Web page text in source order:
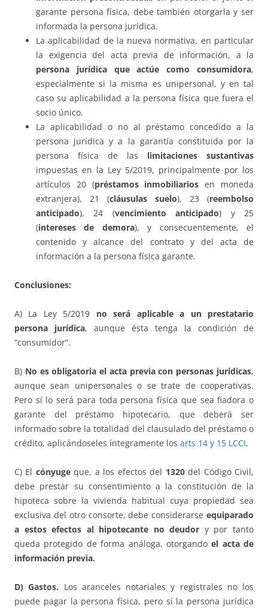
garante persona física, debe también otorgarla y ser
informada la persona jurídica.
La aplicabilidad de la nueva normativa, en particular
la exigencia del acta previa de información, a la
persona jurídica que actúe como consumidora,
especialmente si la misma es unipersonal, y en tal
caso su aplicabilidad a la persona física que fuera el
socio único.
La aplicabilidad o no al préstamo concedido a la
persona jurídica y a la garantía constituida por la
persona física de las limitaciones sustantivas
impuestas en la Ley 5/2019, principalmente por los
artículos 20 (préstamos inmobiliarios en moneda
extranjera), 21 (cláusulas suelo), 23 (reembolso
anticipado), 24 (vencimiento anticipado) y 25
(intereses de demora), y consecuentemente, el
contenido y alcance del contrato y del acta de
información a la persona física garante.
Conclusiones:
A) La Ley 5/2019 no será aplicable a un prestatario
persona jurídica, aunque ésta tenga la condición de
“consumidor”.
B) No es obligatoria el acta previa con personas jurídicas,
aunque sean unipersonales o se trate de cooperativas.
Pero sí lo será para toda persona física que sea fiadora o
garante del préstamo hipotecario, que deberá ser
informado sobre la totalidad del clausulado del préstamo o
crédito, aplicándoseles íntegramente los arts 14 y 15 LCCI.
C) El cónyugeque, a los efectos del 1320del Código Civil,
debe prestar su consentimiento a la constitución de la
hipoteca sobre la vivienda habitual cuya propiedad sea
exclusiva del otro consorte, debe considerarse equiparado
a estos efectos al hipotecante no deudor y por tanto
queda protegido de forma análoga, otorgandoel acta de
información previa.
D) Gastos. Los aranceles notariales y registrales no los
puede pagar la persona física, pero sí la persona jurídica